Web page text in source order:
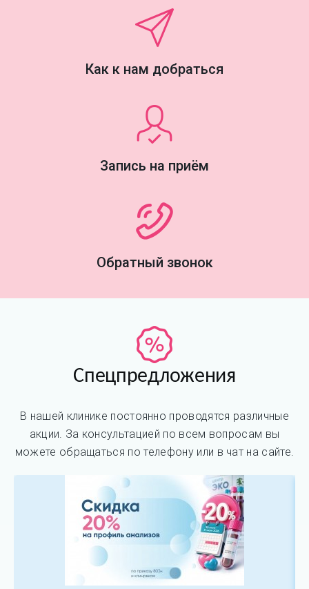
Как к нам добраться
Запись на приём
Обратный звонок
Спецпредложения
В нашей клинике постоянно проводятся различные
акции. За консультацией по всем вопросам вы
можете обращаться по телефону или в чат на сайте.